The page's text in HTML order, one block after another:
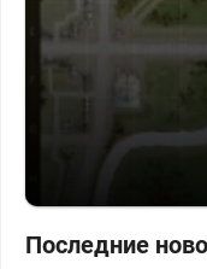
Последние